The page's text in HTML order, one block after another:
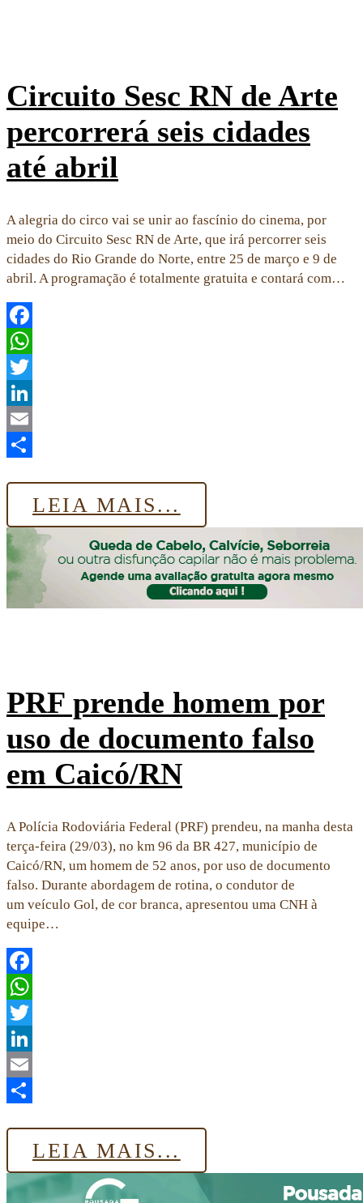
Circuito Sesc RN de Arte
percorrerá seis cidades
até abril
A alegria do circo vai se unir ao fascínio do cinema, por
meio do Circuito Sesc RN de Arte, que irá percorrer seis
cidades do Rio Grande do Norte, entre 25 de março e 9 de
abril. A programação é totalmente gratuita e contará com…
Facebook
WhatsApp
Twitter
LinkedIn
Email
LEIA MAIS...
PRF prende homem por
uso de documento falso
em Caicó/RN
A Polícia Rodoviária Federal (PRF) prendeu, na manha desta
terça-feira (29/03), no km 96 da BR 427, município de
Caicó/RN, um homem de 52 anos, por uso de documento
falso. Durante abordagem de rotina, o condutor de
um veículo Gol, de cor branca, apresentou uma CNH à
equipe…
Facebook
WhatsApp
Twitter
LinkedIn
Email
LEIA MAIS...